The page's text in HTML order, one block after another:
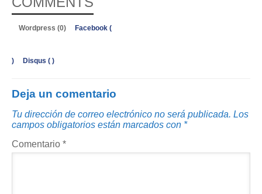
Wordpress (0) Facebook (
) Disqus ( )
Deja un comentario
Tu dirección de correo electrónico no será publicada. Los
campos obligatorios están marcados con *
Comentario *